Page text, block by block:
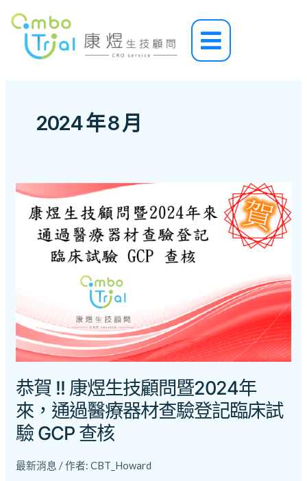
Main
Menu
2024 年 8 月
恭賀 !! 康煜生技顧問暨2024年
來，通過醫療器材查驗登記臨床試
驗 GCP 查核
最新消息 / 作者: CBT_Howard
恭
問
2024
年
來，
通
過
醫
療
器
材